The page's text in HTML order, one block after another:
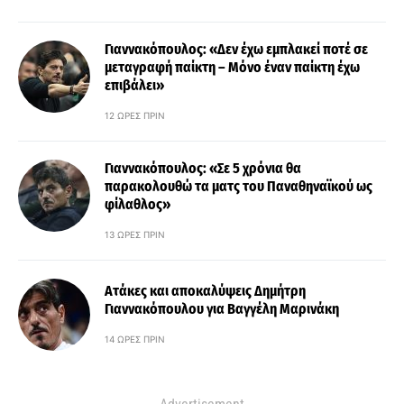
Γιαννακόπουλος: «Δεν έχω εμπλακεί ποτέ σε
μεταγραφή παίκτη – Μόνο έναν παίκτη έχω
επιβάλει»
12 ΏΡΕΣ ΠΡΙΝ
Γιαννακόπουλος: «Σε 5 χρόνια θα
παρακολουθώ τα ματς του Παναθηναϊκού ως
φίλαθλος»
13 ΏΡΕΣ ΠΡΙΝ
Ατάκες και αποκαλύψεις Δημήτρη
Γιαννακόπουλου για Βαγγέλη Μαρινάκη
14 ΏΡΕΣ ΠΡΙΝ